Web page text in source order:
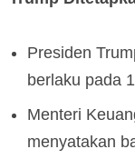
Presiden
berlaku pada
Menteri
menyatakan